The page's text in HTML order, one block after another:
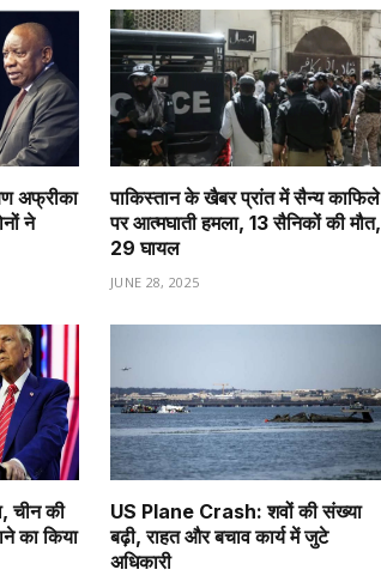
अफ्रीका
ने
पाकिस्तान के खैबर प्रांत में सैन्य काफिले
पर आत्मघाती हमला, 13 सैनिकों की मौत,
29 घायल
JUNE 28, 2025
चीन की
का किया
US Plane Crash: शवों की संख्या
बढ़ी, राहत और बचाव कार्य में जुटे
अधिकारी